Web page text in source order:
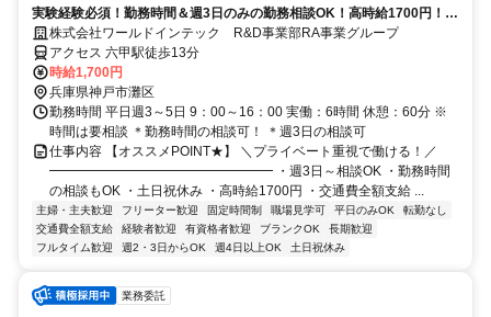
実験経験必須！勤務時間＆週3日のみの勤務相談OK！高時給1700円！初
めての作業があっても大丈夫！土日祝休み！
株式会社ワールドインテック R&D事業部RA事業グループ
アクセス 六甲駅徒歩13分
時給1,700円
兵庫県神戸市灘区
勤務時間 平日週3～5日 9：00～16：00 実働：6時間 休憩：60分 ※
時間は要相談 ＊勤務時間の相談可！ ＊週3日の相談可
仕事内容 【オススメPOINT★】 ＼プライベート重視で働ける！／
━━━━━━━━━━━━━━━━━ ・週3日～相談OK ・勤務時間
の相談もOK ・土日祝休み ・高時給1700円 ・交通費全額支給 ...
主婦・主夫歓迎 フリーター歓迎 固定時間制 職場見学可 平日のみOK
転勤なし
交通費全額支給
経験者歓迎 有資格者歓迎 ブランクOK
長期歓迎
フルタイム歓迎
週2・3日からOK 週4日以上OK 土日祝休み
業務委託